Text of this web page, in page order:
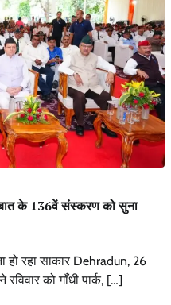
के 136वें संस्करण को सुना
रहा साकार Dehradun, 26
को गाँधी पार्क, […]